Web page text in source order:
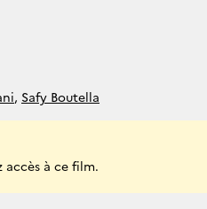
, Safy Boutella
à ce film.